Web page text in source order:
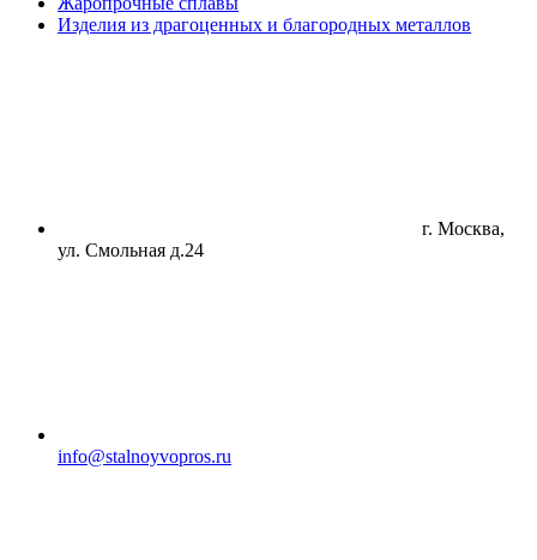
Изделия из драгоценных и благородных металлов
г. Москва,
ул. Смольная д.24
info@stalnoyvopros.ru